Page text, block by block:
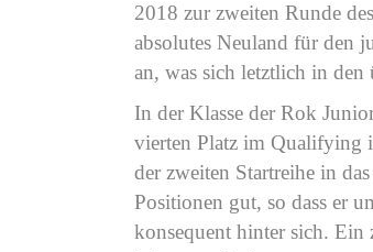
2018 zur zweiten Runde
absolutes Neuland für den
an, was sich letztlich in den
In der Klasse der Rok
vierten Platz im Qualifying
der zweiten Startreihe in
Positionen gut, so dass er
konsequent hinter sich.